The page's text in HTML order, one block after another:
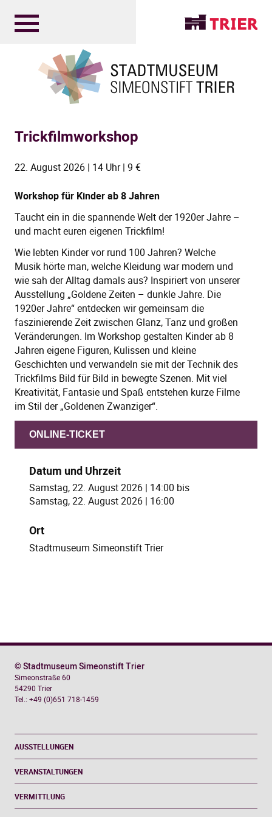
Trickfilmworkshop
22. August 2026 | 14 Uhr | 9 €
Workshop für Kinder ab 8 Jahren
Taucht ein in die spannende Welt der 1920er Jahre –
und macht euren eigenen Trickfilm!
Wie lebten Kinder vor rund 100 Jahren? Welche
Musik hörte man, welche Kleidung war modern und
wie sah der Alltag damals aus? Inspiriert von unserer
Ausstellung „Goldene Zeiten – dunkle Jahre. Die
1920er Jahre“ entdecken wir gemeinsam die
faszinierende Zeit zwischen Glanz, Tanz und großen
Veränderungen. Im Workshop gestalten Kinder ab 8
Jahren eigene Figuren, Kulissen und kleine
Geschichten und verwandeln sie mit der Technik des
Trickfilms Bild für Bild in bewegte Szenen. Mit viel
Kreativität, Fantasie und Spaß entstehen kurze Filme
im Stil der „Goldenen Zwanziger“.
ONLINE-TICKET
Datum und Uhrzeit
Samstag, 22. August 2026 | 14:00 bis
Samstag, 22. August 2026 | 16:00
Ort
Stadtmuseum Simeonstift Trier
AUSSTELLUNGEN
VERANSTALTUNGEN
VERMITTLUNG
© Stadtmuseum Simeonstift Trier
Simeonstraße 60
54290 Trier
Tel.: +49 (0)651 718-1459